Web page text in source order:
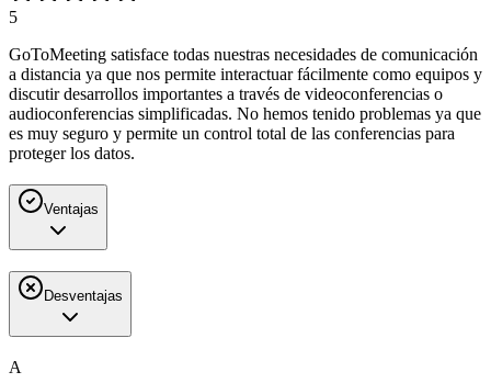
5
GoToMeeting satisface todas nuestras necesidades de comunicación
a distancia ya que nos permite interactuar fácilmente como equipos y
discutir desarrollos importantes a través de videoconferencias o
audioconferencias simplificadas. No hemos tenido problemas ya que
es muy seguro y permite un control total de las conferencias para
proteger los datos.
Ventajas
Desventajas
A